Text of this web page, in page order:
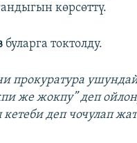
көрсөттү.
буларга токтолду.
прокуратура ушундай
же жокпу” деп
деп чочулап